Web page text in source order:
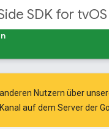
SDK for tvOS
Nutzern über
auf dem Server der